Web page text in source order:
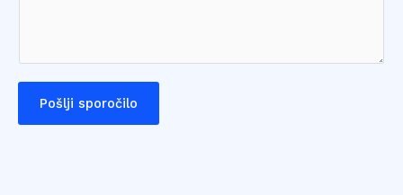
T
Pošlji sporočilo